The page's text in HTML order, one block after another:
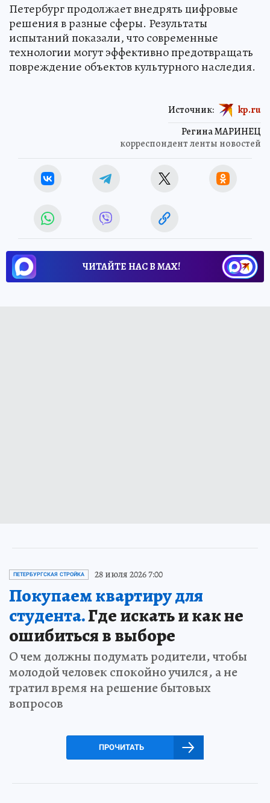
Петербург продолжает внедрять цифровые
решения в разные сферы. Результаты
испытаний показали, что современные
технологии могут эффективно предотвращать
повреждение объектов культурного наследия.
Регина МАРИНЕЦ
корреспондент ленты новостей
Источник: kp.ru
ЧИТАЙТЕ НАС В МАХ!
ПЕТЕРБУРГСКАЯ СТРОЙКА 28 июля 2026 7:00
Покупаем квартиру для
студента.Где искать и как не
ошибиться в выборе
О чем должны подумать родители, чтобы
молодой человек спокойно учился, а не
тратил время на решение бытовых
вопросов
ПРОЧИТАТЬ